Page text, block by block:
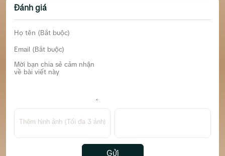
Đánh giá
Thêm hình ảnh (Tối đa 3 ảnh)
Gửi